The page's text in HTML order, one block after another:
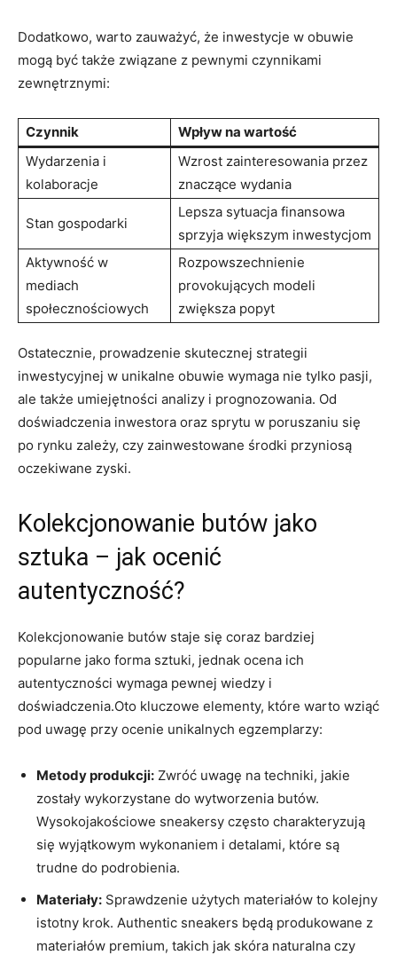
Dodatkowo, warto zauważyć, że inwestycje w obuwie
mogą być także związane z pewnymi czynnikami
zewnętrznymi:
Czynnik
Wpływ na wartość
Wydarzenia i
kolaboracje
Wzrost zainteresowania przez
znaczące wydania
Stan gospodarki
Lepsza sytuacja finansowa
sprzyja większym inwestycjom
Aktywność w
mediach
społecznościowych
Rozpowszechnienie
provokujących modeli
zwiększa popyt
Ostatecznie, prowadzenie skutecznej strategii
inwestycyjnej w unikalne obuwie wymaga nie tylko pasji,
ale także umiejętności analizy i prognozowania. Od
doświadczenia inwestora oraz sprytu w poruszaniu się
po rynku zależy, czy zainwestowane środki przyniosą
oczekiwane zyski.
Kolekcjonowanie butów jako
sztuka – jak ocenić
autentyczność?
Kolekcjonowanie butów staje się coraz bardziej
popularne jako forma sztuki, jednak ocena ich
autentyczności wymaga pewnej wiedzy i
doświadczenia.Oto kluczowe elementy, które warto wziąć
pod uwagę przy ocenie unikalnych egzemplarzy:
Metody produkcji: Zwróć uwagę na techniki, jakie
zostały wykorzystane do wytworzenia butów.
Wysokojakościowe sneakersy często charakteryzują
się wyjątkowym wykonaniem i detalami, które są
trudne do podrobienia.
Materiały: Sprawdzenie użytych materiałów to kolejny
istotny krok. Authentic sneakers będą produkowane z
materiałów premium, takich jak skóra naturalna czy